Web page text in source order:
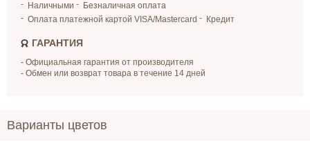
Наличными
Безналичная оплата
Оплата платежной картой VISA/Mastercard
Кредит
ГАРАНТИЯ
- Официальная гарантия от производителя
- Обмен или возврат товара в течение 14 дней
Варианты цветов